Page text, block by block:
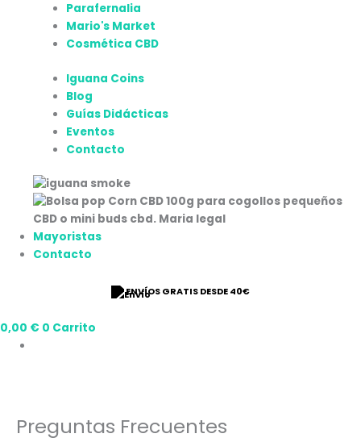
Parafernalia
Mario's Market
Cosmética CBD
Iguana Coins
Blog
Guías Didácticas
Eventos
Contacto
Mayoristas
Contacto
⭐ 9/10 VALORACIÓN
0,00 € 0 Carrito
Preguntas Frecuentes